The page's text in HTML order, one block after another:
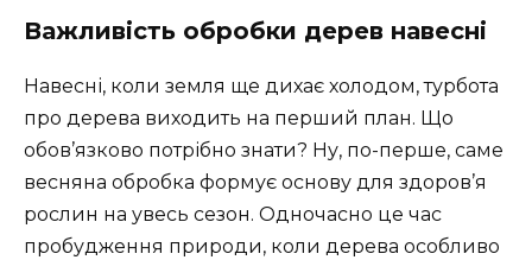
Важливість обробки дерев навесні
Навесні, коли земля ще дихає холодом, турбота
про дерева виходить на перший план. Що
обов’язково потрібно знати? Ну, по-перше, саме
весняна обробка формує основу для здоров’я
рослин на увесь сезон. Одночасно це час
пробудження природи, коли дерева особливо